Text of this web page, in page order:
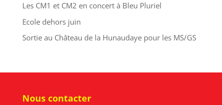
Les CM1 et CM2 en concert à Bleu Pluriel
Ecole dehors juin
Sortie au Château de la Hunaudaye pour les MS/GS
Nous contacter